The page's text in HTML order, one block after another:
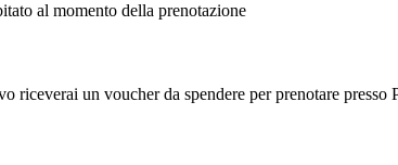
al momento della prenotazione
riceverai un voucher da spendere per prenotare presso